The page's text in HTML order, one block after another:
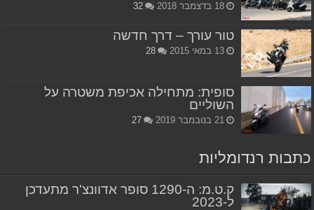
18 בדצמבר 2018 32
טור עורך – דרך חדשה
13 במאי 2015 28
סופית: מתחילה אכיפת משטרה על
השוליים
21 בנובמבר 2019 27
כתבות רנדומליות
ק.ט.מ: ה-1290 סופר אדוונצ'ר מתעדכן
ל-2023